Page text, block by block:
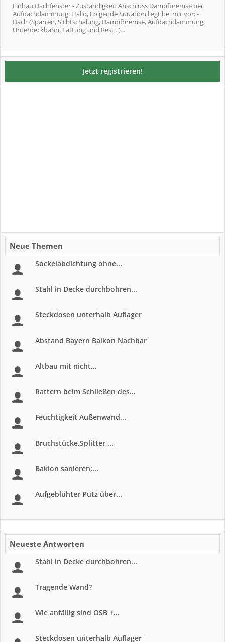
Einbau Dachfenster - Zuständigkeit Anschluss Dampfbremse bei
Aufdachdämmung: Hallo, Folgende Situation liegt bei mir vor: -
Dach (Sparren, Sichtschalung, Dampfbremse, Aufdachdämmung,
Unterdeckbahn, Lattung und Rest...)...
Jetzt registrieren!
Neue Themen
Sockelabdichtung ohne...
Stahl in Decke durchbohren...
Steckdosen unterhalb Auflager
Abstand Bayern Balkon Nachbar
Altbau mit nicht...
Rattern beim Schließen des...
Feuchtigkeit Außenwand...
Bruchstücke,Splitter,...
Baklon sanieren;...
Aufgeblühter Putz über...
Neueste Antworten
Stahl in Decke durchbohren...
Tragende Wand?
Wie anfällig sind OSB +...
Steckdosen unterhalb Auflager